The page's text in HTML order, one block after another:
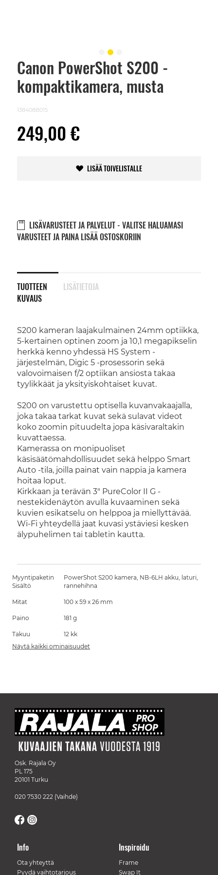
Canon PowerShot S200 -
kompaktikamera, musta
138408B015
249,00 €
LISÄÄ TOIVELISTALLE
LISÄVARUSTEET JA PALVELUT - VALITSE HALUAMASI
VARUSTEET JA PAINA LISÄÄ OSTOSKORIIN
TUOTTEEN
KUVAUS
S200 kameran laajakulmainen 24mm optiikka,
5-kertainen optinen zoom ja 10,1 megapikselin
herkkä kenno yhdessä HS System -
järjestelmän, Digic 5 -prosessorin sekä
valovoimaisen f/2 optiikan ansiosta takaa
tyylikkäät ja yksityiskohtaiset kuvat.
S200 on varustettu optisella kuvanvakaajalla,
joka takaa tarkat kuvat sekä sulavat videot
koko zoomin pituudelta jopa käsivaraltakin
kuvattaessa.
Kamerassa on monipuoliset
käsisäätömahdollisuudet sekä helppo Smart
Auto -tila, joilla painat vain nappia ja kamera
hoitaa loput.
Kirkkaan ja terävän 3" PureColor II G -
nestekidenäytön avulla kuvaaminen sekä
kuvien esikatselu on helppoa ja miellyttävää.
Wi-Fi yhteydellä jaat kuvasi ystäviesi kesken
älypuhelimen tai tabletin kautta.
LISÄTIETOJA
Skip
beginning
images
Myyntipaketin
Sisältö
PowerShot S200 kamera, NB-6LH akku, laturi,
rannehihna
Mitat 100 x 59 x 26 mm
Paino 181 g
Takuu
12 kk
Näytä kaikki ominaisuudet
Osk. Rajala Oy
PL 175
20101 Turku
020 7530 222 (Vaihde)
Info
Ota yhteyttä
Pyydä vaihtotarjous
Inspiroidu
Frame
Swap It